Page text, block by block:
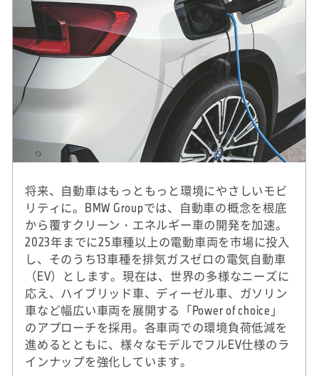
将来、自動車はもっともっと環境にやさしいモビ
リティに。BMW Groupでは、自動車の概念を根底
から覆すクリーン・エネルギー車の開発を加速。
2023年までに25車種以上の電動車両を市場に投入
し、そのうち13車種を排気ガスゼロの電気自動車
（EV）とします。現在は、世界の多様なニーズに
応え、ハイブリッド車、ディーゼル車、ガソリン
車など幅広い車両を展開する「Power of choice」
のアプローチを採用。各車両での環境負荷低減を
進めるとともに、様々なモデルでフルEV仕様のラ
インナップを強化しています。